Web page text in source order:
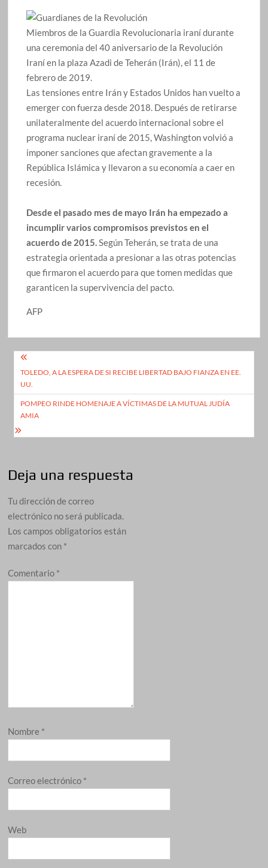
Miembros de la Guardia Revolucionaria iraní durante
una ceremonia del 40 aniversario de la Revolución
Iraní en la plaza Azadi de Teherán (Irán), el 11 de
febrero de 2019.
Las tensiones entre Irán y Estados Unidos han vuelto a
emerger con fuerza desde 2018. Después de retirarse
unilateralmente del acuerdo internacional sobre el
programa nuclear iraní de 2015, Washington volvió a
imponer sanciones que afectan gravemente a la
República Islámica y llevaron a su economía a caer en
recesión.
Desde el pasado mes de mayo Irán ha empezado a
incumplir varios compromisos previstos en el
acuerdo de 2015.Según Teherán, se trata de una
estrategia orientada a presionar a las otras potencias
que firmaron el acuerdo para que tomen medidas que
garanticen la supervivencia del pacto.
AFP
Navegación
de
entradas
TOLEDO, A LA ESPERA DE SI RECIBE LIBERTAD BAJO FIANZA EN EE.
UU.
POMPEO RINDE HOMENAJE A VÍCTIMAS DE LA MUTUAL JUDÍA
AMIA
Deja una respuesta
Tu dirección de correo
electrónico no será publicada.
Los campos obligatorios están
marcados con *
Comentario *
Nombre *
Correo electrónico *
Web